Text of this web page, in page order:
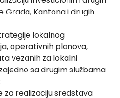
Grada, Kantona i drugih
lokalnog
operativnih planova,
vezanih za lokalni
sa drugim službama
realizaciju sredstava